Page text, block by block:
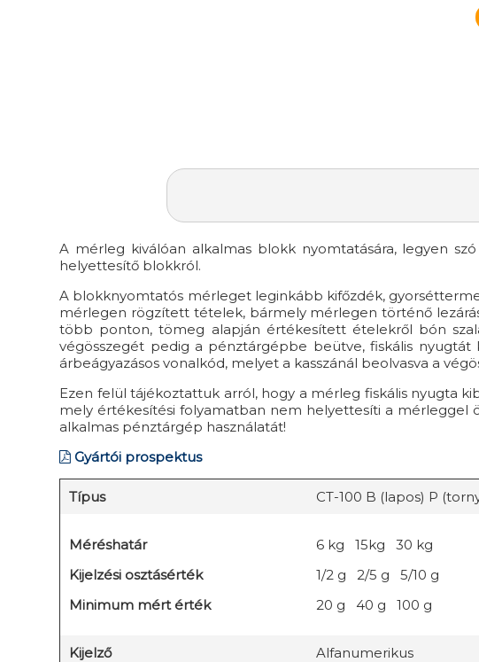
A mérleg kiválóan alkalmas blokk nyomtatására, legyen
helyettesítő blokkról.
A blokknyomtatós mérleget leginkább kifőzdék,
mérlegen rögzített tételek, bármely mérlegen történő
több ponton, tömeg alapján értékesített ételekről bón
végösszegét pedig a pénztárgépbe beütve, fiskális
árbeágyazásos vonalkód, melyet a kasszánál beolvasva a
Ezen felül tájékoztattuk arról, hogy a mérleg fiskális nyugta
mely értékesítési folyamatban nem helyettesíti a mérleggel
alkalmas pénztárgép használatát!
Gyártói prospektus
Típus CT-100 B (lapos) P
Méréshatár
Kijelzési osztásérték
Minimum mért érték
6 kg 15kg 30 kg
1/2 g 2/5 g 5/10 g
20 g 40 g 100 g
Kijelző Alfanumerikus